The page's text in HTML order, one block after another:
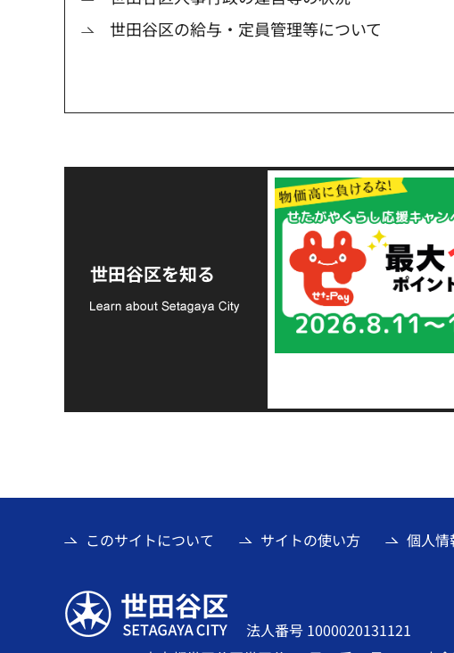
世田谷区の給与・定員管理等について
世田谷区を知る
支援金の募集につい
て
このサイトについて サイトの使い方 個人情
世田谷区
法人番号 1000020131121